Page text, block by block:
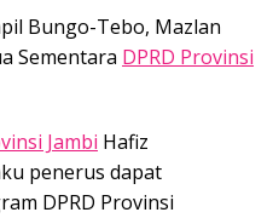
Bungo-Tebo, Mazlan
Sementara DPRD Provinsi
Jambi Hafiz
penerus dapat
DPRD Provinsi